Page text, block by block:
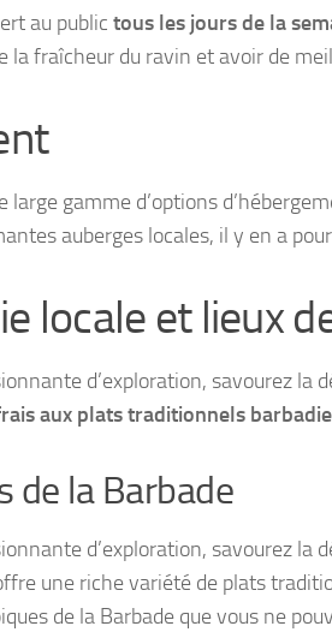
au public tous les jours de la
la fraîcheur du ravin et avoir de
large gamme d’options
auberges locales, il y en a
locale et lieux
d’exploration, savourez la
aux plats traditionnels
de la Barbade
d’exploration, savourez la
une riche variété de plats
de la Barbade que vous ne